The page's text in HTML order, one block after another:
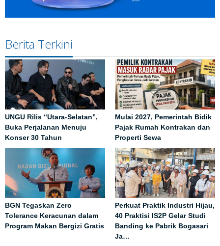
Berita Terkini
UNGU Rilis “Utara-Selatan”,
Buka Perjalanan Menuju
Konser 30 Tahun
Mulai 2027, Pemerintah Bidik
Pajak Rumah Kontrakan dan
Properti Sewa
BGN Tegaskan Zero
Tolerance Keracunan dalam
Program Makan Bergizi Gratis
Perkuat Praktik Industri Hijau,
40 Praktisi IS2P Gelar Studi
Banding ke Pabrik Bogasari
Ja…